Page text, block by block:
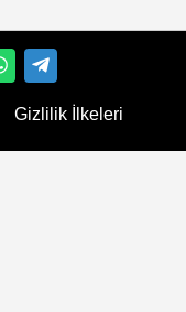
Gizlilik İlkeleri